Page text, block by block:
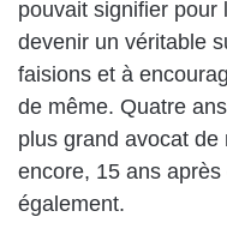
pouvait signifier pour
devenir un véritable
faisions et à
de même. Quatre
plus grand avocat
encore, 15 ans
également.